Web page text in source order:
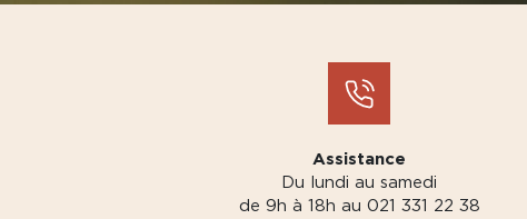
Assistance
Du lundi au samedi
de 9h à 18h au 021 331 22 38